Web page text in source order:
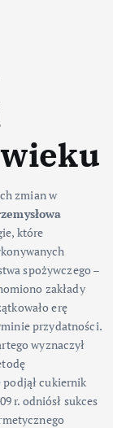
zmian w
które
spożywczego –
zakłady
erę
przydatności.
wyznaczył
podjął cukiernik
r. odniósł sukces